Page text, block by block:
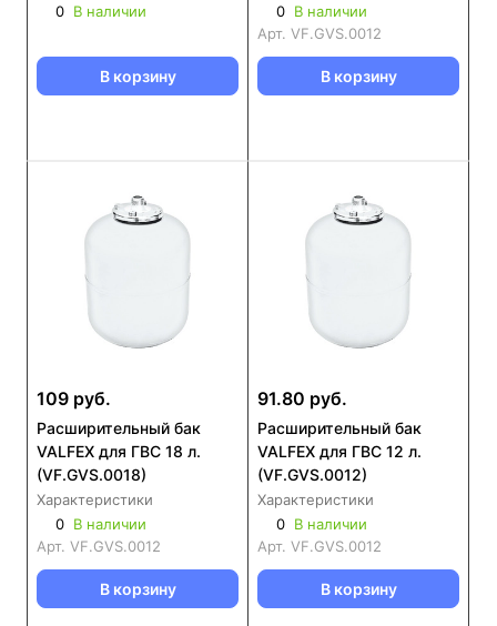
0 В наличии
В корзину
0 В наличии
Арт. VF.GVS.0012
В корзину
109 руб.
Расширительный бак
VALFEX для ГВС 18 л.
(VF.GVS.0018)
Характеристики
0 В наличии
Арт. VF.GVS.0012
В корзину
91.80 руб.
Расширительный бак
VALFEX для ГВС 12 л.
(VF.GVS.0012)
Характеристики
0 В наличии
Арт. VF.GVS.0012
В корзину